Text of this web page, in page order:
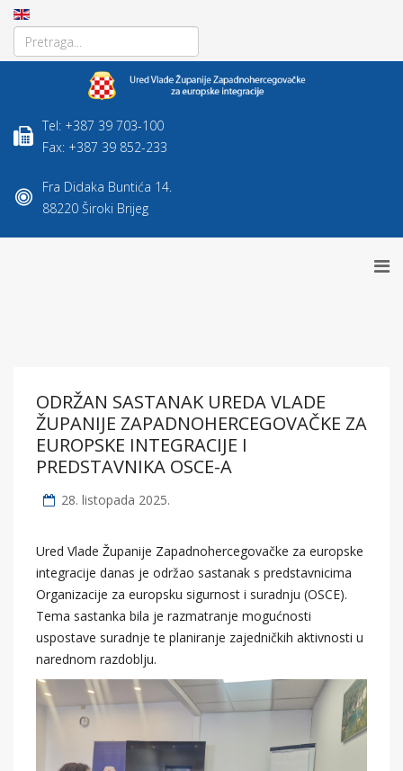
Tel: +387 39 703-100
Fax: +387 39 852-233
Fra Didaka Buntića 14.
88220 Široki Brijeg
ODRŽAN SASTANAK UREDA VLADE
ŽUPANIJE ZAPADNOHERCEGOVAČKE ZA
EUROPSKE INTEGRACIJE I
PREDSTAVNIKA OSCE-A
28. listopada 2025.
Ured Vlade Županije Zapadnohercegovačke za europske
integracije danas je održao sastanak s predstavnicima
Organizacije za europsku sigurnost i suradnju (OSCE).
Tema sastanka bila je razmatranje mogućnosti
uspostave suradnje te planiranje zajedničkih aktivnosti u
narednom razdoblju.